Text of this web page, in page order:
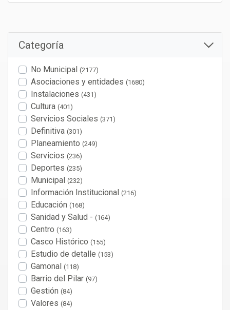
Categoría
No Municipal (2177)
Asociaciones y entidades (1680)
Instalaciones (431)
Cultura (401)
Servicios Sociales (371)
Definitiva (301)
Planeamiento (249)
Servicios (236)
Deportes (235)
Municipal (232)
Información Institucional (216)
Educación (168)
Sanidad y Salud - (164)
Centro (163)
Casco Histórico (155)
Estudio de detalle (153)
Gamonal (118)
Barrio del Pilar (97)
Gestión (84)
Valores (84)